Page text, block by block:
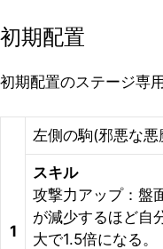
初期配置
初期配置のステージ専
1
左側の駒(邪悪な悪
スキル
攻撃力アップ：盤
が減少するほど自
大で1.5倍になる。